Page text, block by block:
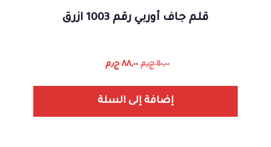
قلم جاف أوربي رقم 1003 ازرق
١١٠,٠٠ ج٫م ٨٨,٠٠ ج٫م
إضافة إلى السلة